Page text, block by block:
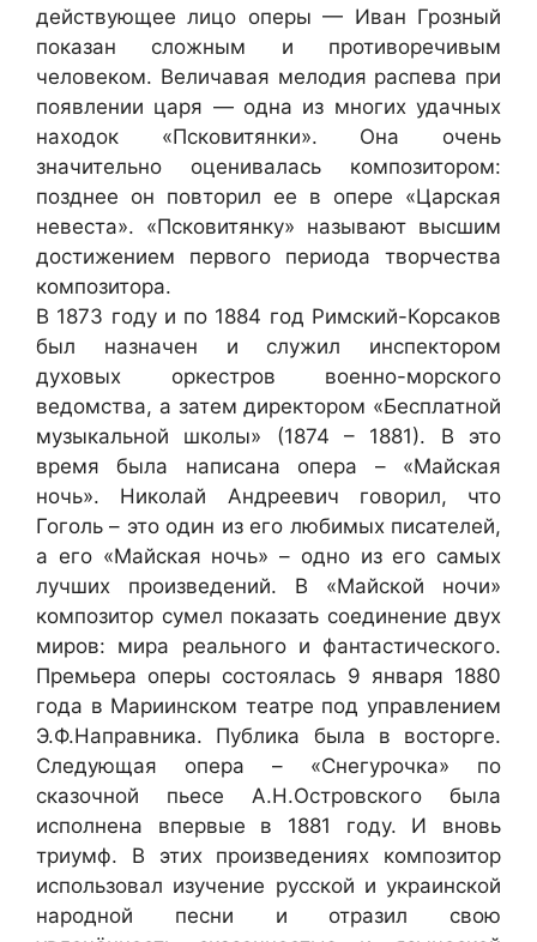
действующее лицо оперы — Иван Грозный
показан сложным и противоречивым
человеком. Величавая мелодия распева при
появлении царя — одна из многих удачных
находок «Псковитянки». Она очень
значительно оценивалась композитором:
позднее он повторил ее в опере «Царская
невеста». «Псковитянку» называют высшим
достижением первого периода творчества
композитора.
В 1873 году и по 1884 год Римский-Корсаков
был назначен и служил инспектором
духовых оркестров военно-морского
ведомства, а затем директором «Бесплатной
музыкальной школы» (1874 – 1881). В это
время была написана опера – «Майская
ночь». Николай Андреевич говорил, что
Гоголь – это один из его любимых писателей,
а его «Майская ночь» – одно из его самых
лучших произведений. В «Майской ночи»
композитор сумел показать соединение двух
миров: мира реального и фантастического.
Премьера оперы состоялась 9 января 1880
года в Мариинском театре под управлением
Э.Ф.Направника. Публика была в восторге.
Следующая опера – «Снегурочка» по
сказочной пьесе А.Н.Островского была
исполнена впервые в 1881 году. И вновь
триумф. В этих произведениях композитор
использовал изучение русской и украинской
народной песни и отразил свою